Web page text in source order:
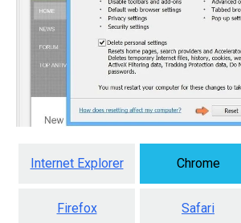
Internet Explorer Chrome
Firefox Safari